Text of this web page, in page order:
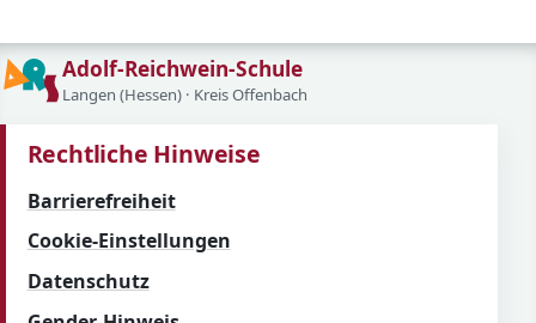
Adolf-Reichwein-Schule
Langen (Hessen) · Kreis Offenbach
Rechtliche Hinweise
Barrierefreiheit
Cookie-Einstellungen
Datenschutz